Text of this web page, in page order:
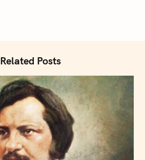
Related Posts